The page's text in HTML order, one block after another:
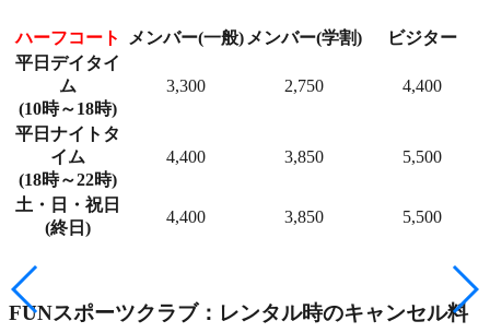
ハーフコート メンバー(一般) メンバー(学割)
ビジター
平日デイタイ
ム
(10時～18時)
3,300 2,750 4,400
平日ナイトタ
イム
(18時～22時)
4,400 3,850 5,500
土・日・祝日
(終日)
4,400 3,850 5,500
FUNスポーツクラブ：レンタル時のキャンセル料